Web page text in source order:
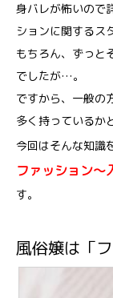
身バレが怖いので
ションに関するス
もちろん、ずっと
でしたが…。
ですから、一般の
多く持っているか
今回はそんな知識
ファッション〜
す。
風俗嬢は「